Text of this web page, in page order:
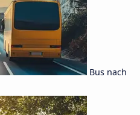
Bus nach